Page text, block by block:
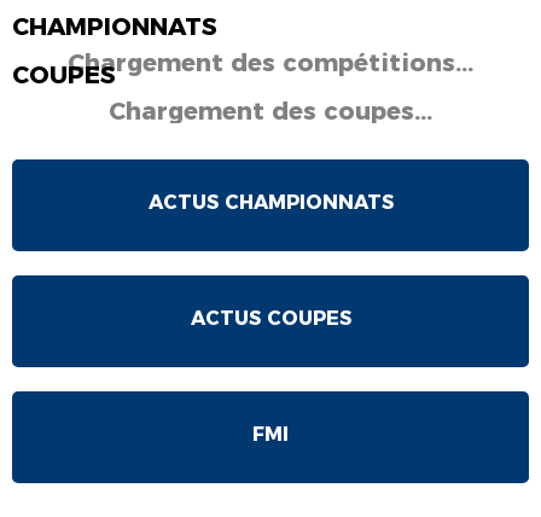
CHAMPIONNATS
Chargement des compétitions...
COUPES
Chargement des coupes...
ACTUS CHAMPIONNATS
ACTUS COUPES
FMI